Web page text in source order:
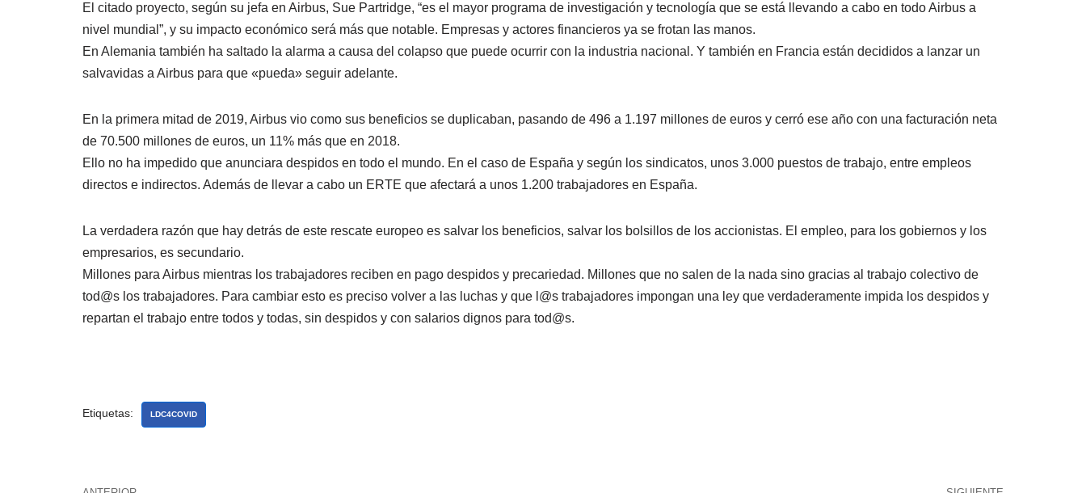
El citado proyecto, según su jefa en Airbus, Sue Partridge, “es el mayor programa de investigación y tecnología que se está llevando a cabo en todo Airbus a
nivel mundial”, y su impacto económico será más que notable. Empresas y actores financieros ya se frotan las manos.
En Alemania también ha saltado la alarma a causa del colapso que puede ocurrir con la industria nacional. Y también en Francia están decididos a lanzar un
salvavidas a Airbus para que «pueda» seguir adelante.
En la primera mitad de 2019, Airbus vio como sus beneficios se duplicaban, pasando de 496 a 1.197 millones de euros y cerró ese año con una facturación neta
de 70.500 millones de euros, un 11% más que en 2018.
Ello no ha impedido que anunciara despidos en todo el mundo. En el caso de España y según los sindicatos, unos 3.000 puestos de trabajo, entre empleos
directos e indirectos. Además de llevar a cabo un ERTE que afectará a unos 1.200 trabajadores en España.
La verdadera razón que hay detrás de este rescate europeo es salvar los beneficios, salvar los bolsillos de los accionistas. El empleo, para los gobiernos y los
empresarios, es secundario.
Millones para Airbus mientras los trabajadores reciben en pago despidos y precariedad. Millones que no salen de la nada sino gracias al trabajo colectivo de
tod@s los trabajadores. Para cambiar esto es preciso volver a las luchas y que l@s trabajadores impongan una ley que verdaderamente impida los despidos y
repartan el trabajo entre todos y todas, sin despidos y con salarios dignos para tod@s.
Etiquetas: LDC4COVID